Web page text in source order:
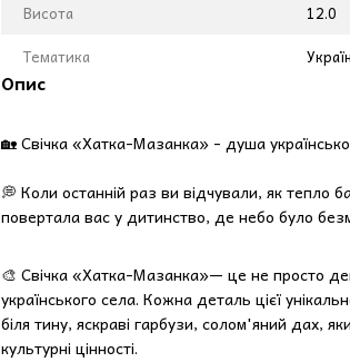
Висота
12.0
Тематика
Опис
🏡 Свічка «Хатка-Мазанка» - душа
💭 Коли останній раз ви відчували, як тепло
повертала вас у дитинство, де небо було
🎨 Свічка «Хатка-Мазанка»— це не просто
українського села. Кожна деталь цієї
біля тину, яскраві гарбузи, солом'яний дах,
культурні цінності.